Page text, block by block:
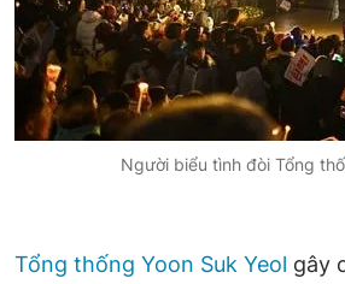
Người biểu tình đòi Tổng
Tổng thống Yoon Suk Yeol gây